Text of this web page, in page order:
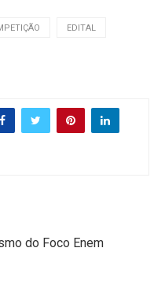
EDITAL
do Foco Enem